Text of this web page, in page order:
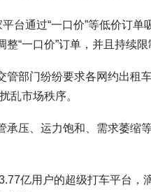
台通过“一口价”等低价订
“一口价”订单，并且持续限
部门纷纷要求各网约出租
乱市场秩序。
压、运力饱和、需求萎缩
亿用户的超级打车平台，